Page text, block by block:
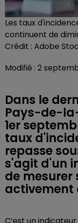
Les taux
continuent de
Crédit : Adobe
Modifié : 2
Dans le
Pays-de-
1er
taux
repasse
s'agit d'un
de mesurer
activement